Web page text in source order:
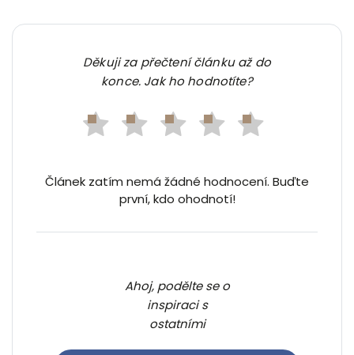
Děkuji za přečtení článku až do
konce. Jak ho hodnotíte?
Článek zatím nemá žádné hodnocení. Buďte
první, kdo ohodnotí!
Ahoj, podělte se o
inspiraci s
ostatními